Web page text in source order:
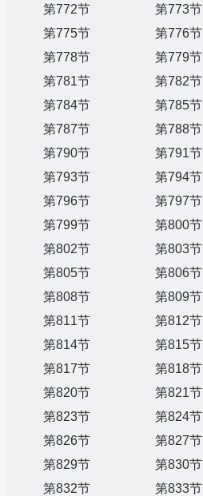
第772节
第773节
第775节
第776节
第778节
第779节
第781节
第782节
第784节
第785节
第787节
第788节
第790节
第791节
第793节
第794节
第796节
第797节
第799节
第800节
第802节
第803节
第805节
第806节
第808节
第809节
第811节
第812节
第814节
第815节
第817节
第818节
第820节
第821节
第823节
第824节
第826节
第827节
第829节
第830节
第832节
第833节